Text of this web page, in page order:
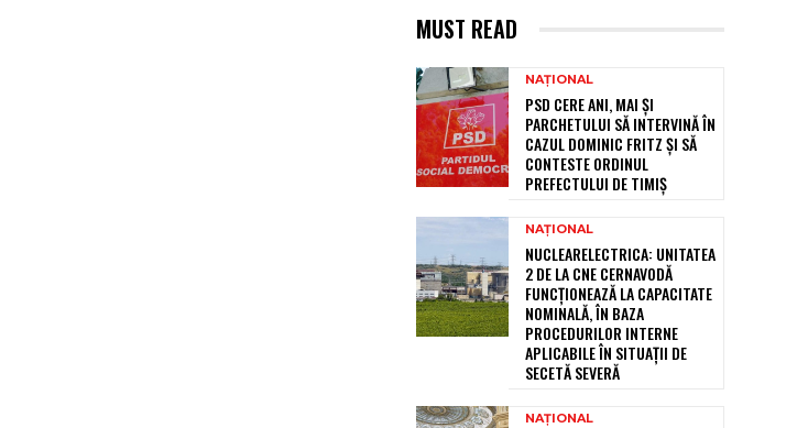
MUST READ
NAȚIONAL
PSD CERE ANI, MAI ȘI
PARCHETULUI SĂ INTERVINĂ ÎN
CAZUL DOMINIC FRITZ ȘI SĂ
CONTESTE ORDINUL
PREFECTULUI DE TIMIȘ
NAȚIONAL
NUCLEARELECTRICA: UNITATEA
2 DE LA CNE CERNAVODĂ
FUNCȚIONEAZĂ LA CAPACITATE
NOMINALĂ, ÎN BAZA
PROCEDURILOR INTERNE
APLICABILE ÎN SITUAȚII DE
SECETĂ SEVERĂ
NAȚIONAL